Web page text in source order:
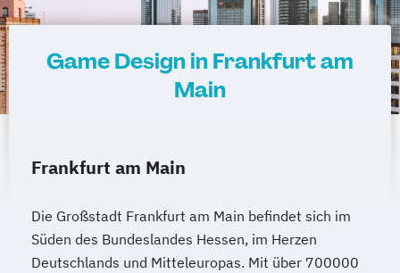
Game Design in Frankfurt am
Main
Frankfurt am Main
Die Großstadt Frankfurt am Main befindet sich im
Süden des Bundeslandes Hessen, im Herzen
Deutschlands und Mitteleuropas. Mit über 700000